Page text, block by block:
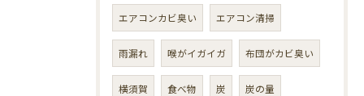
エアコンカビ臭い エアコン清掃
雨漏れ 喉がイガイガ 布団がカビ臭い
横須賀 食べ物 炭 炭の量